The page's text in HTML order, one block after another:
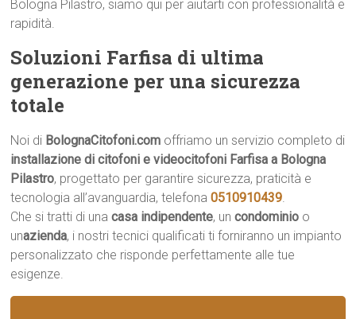
Bologna Pilastro, siamo qui per aiutarti con professionalità e
rapidità.
Soluzioni Farfisa di ultima
generazione per una sicurezza
totale
Noi di BolognaCitofoni.com offriamo un servizio completo di
installazione di citofoni e videocitofoni Farfisa a Bologna
Pilastro, progettato per garantire sicurezza, praticità e
tecnologia all’avanguardia, telefona0510910439.
Che si tratti di unacasa indipendente, uncondominio o
unazienda, i nostri tecnici qualificati ti forniranno un impianto
personalizzato che risponde perfettamente alle tue
esigenze.